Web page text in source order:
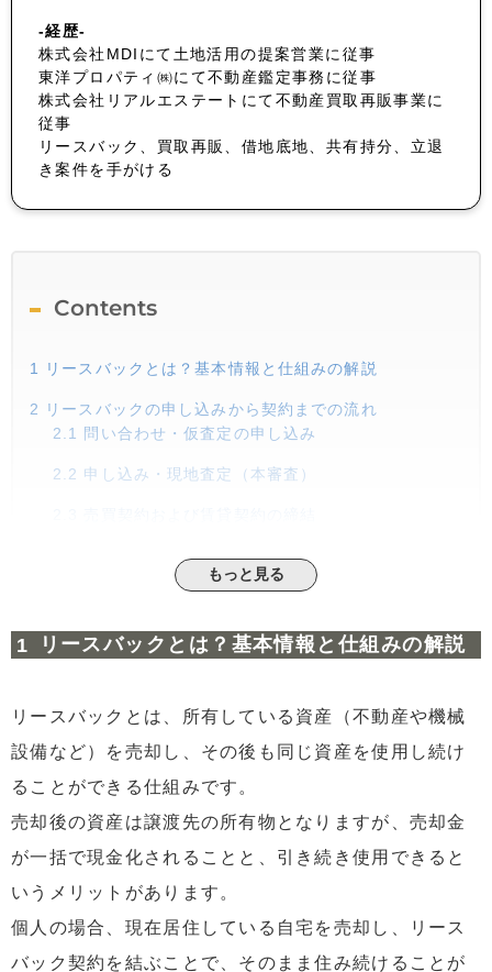
-経歴-
株式会社MDIにて土地活用の提案営業に従事
東洋プロパティ㈱にて不動産鑑定事務に従事
株式会社リアルエステートにて不動産買取再販事業に
従事
リースバック、買取再販、借地底地、共有持分、立退
き案件を手がける
Contents
1 リースバックとは？基本情報と仕組みの解説
2
リースバックの申し込みから契約までの流れ
2.1
問い合わせ・仮査定の申し込み
2.2 申し込み・現地査定（本審査）
もっと見る
リースバックとは？基本情報と仕組みの解説
リースバックとは、所有している資産（不動産や機械
設備など）を売却し、その後も同じ資産を使用し続け
ることができる仕組みです。
売却後の資産は譲渡先の所有物となりますが、売却金
が一括で現金化されることと、引き続き使用できると
いうメリットがあります。
個人の場合、現在居住している自宅を売却し、リース
バック契約を結ぶことで、そのまま住み続けることが